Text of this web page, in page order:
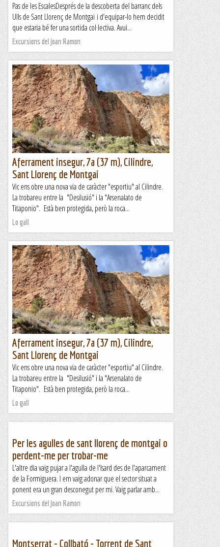
Pas de les EscalesDesprés de la descoberta del barranc dels
Ulls de Sant Llorenç de Montgai i d'equipar-lo hem decidit
que estaria bé fer una sortida col·lectiva. Avui...
Excursions del Joan Ramon
Aferrament insegur, 7a (37 m), Cilindre,
Sant Llorenç de Montgai
Vic ens obre una nova via de caràcter "esportiu" al Cilindre.
La trobareu entre la "Desilusió" i la "Arsenalato de
Titaponio". Està ben protegida, però la roca...
Lo gall
Aferrament insegur, 7a (37 m), Cilindre,
Sant Llorenç de Montgai
Vic ens obre una nova via de caràcter "esportiu" al Cilindre.
La trobareu entre la "Desilusió" i la "Arsenalato de
Titaponio". Està ben protegida, però la roca...
Lo gall
Per les agulles de sant llorenç de montgai o
perdent-me per trobar-me
L'altre dia vaig pujar a l'agulla de l'Isard des de l'aparcament
de la Formiguera. I em vaig adonar que el sector situat a
ponent era un gran desconegut per mi. Vaig parlar amb...
Excursions del Joan Ramon
Montserrat - Collbató - Torrent de Sant